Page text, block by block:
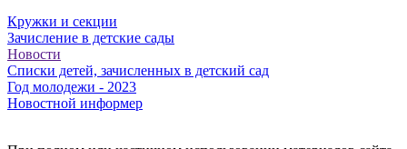
Кружки и секции
Зачисление в детские сады
Новости
Списки детей, зачисленных в детский сад
Год молодежи - 2023
Новостной информер